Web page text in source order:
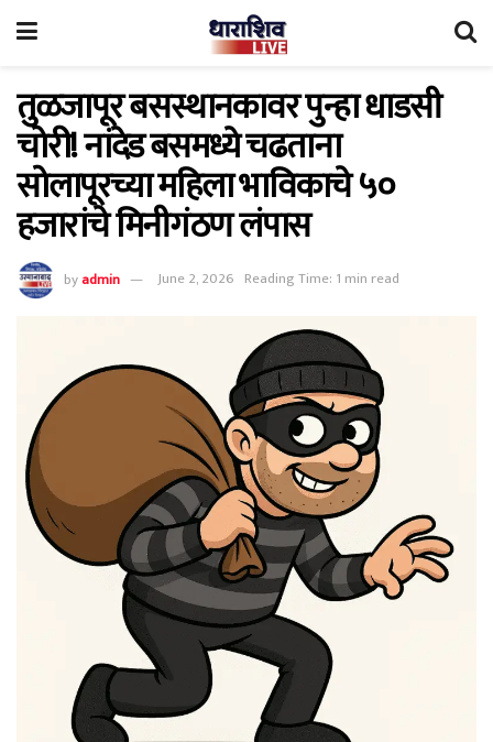
तुळजापूर बसस्थानकावर पुन्हा धाडसी
चोरी! नांदेड बसमध्ये चढताना
सोलापूरच्या महिला भाविकाचे ५०
हजारांचे मिनीगंठण लंपास
byadmin June 2, 2026 Reading Time: 1 min read